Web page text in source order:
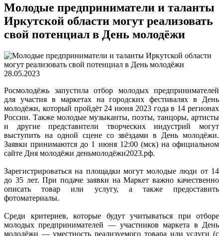
Молодые предприниматели и таланты
Иркутской области могут реализовать
свой потенциал в День молодёжи
28.05.2023
Росмолодёжь запустила отбор молодых предпринимателей
для участия в маркетах на городских фестивалях в День
молодёжи, который пройдёт 24 июня 2023 года в 14 регионах
России. Также молодые музыканты, поэты, танцоры, артисты
и другие представители творческих индустрий могут
выступить на одной сцене со звёздами в День молодёжи.
Заявки принимаются до 1 июня 12:00 (мск) на официальном
сайте Дня молодёжи деньмолодёжи2023.рф.
Зарегистрироваться на площадки могут молодые люди от 14
до 35 лет. При подаче заявки на Маркет важно качественно
описать товар или услугу, а также предоставить
фотоматериалы.
Среди критериев, которые будут учитываться при отборе
молодых предпринимателей — участников маркета в День
молодёжи — уместность реализуемого товара или услуги (с